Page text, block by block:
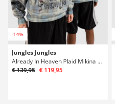
-14%
Jungles Jungles
Already In Heaven Plaid Mikina s kapucí
€ 139,95 € 119,95